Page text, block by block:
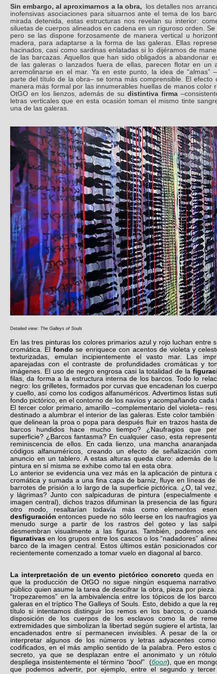
Sin embargo, al aproximarnos a la obra,
los detalles nos
inofensivas asociaciones para situarnos ante el tema de los
mirada detenida, estas estructuras nos revelan su interior:
siluetas de cuerpos alineados en cadena en un riguroso orden.
pero se las dispone forzosamente de manera vertical u
madera, para adaptarse a la forma de las galeras. Ellas
hacinados, casi como sardinas enlatadas si lo dijéramos de
de las barcazas. Aquellos que han sido obligados a abandonar
de las galeras o lanzados fuera de ellas, parecen flotar en un
arremolinarse en el mar. Ya en este punto, la idea de “almas”
parte del título de la obra– se torna más comprensible. El efecto
manera más formal por las innumerables huellas de manos color
OtGO en los lienzos, además de su distintiva firma
letras verticales que en esta ocasión toman el mismo tinte
una de las galeras.
Detailed view: The Galleys of Souls
En las tres pinturas los colores primarios azul y rojo luchan entre
cromática. El fondo se enriquece con acentos de violeta y
texturizadas, emulan incipientemente el vasto mar. Las
aparejadas con el contraste de profundidades cromáticas y
imágenes. El uso de negro engrosa casi la totalidad de la
filas, da forma a la estructura interna de los barcos. Todo lo
negro: los grilletes, formados por curvas que encadenan los
y cuello, así como los codigos alfanuméricos. Advertimos listas
fondo pictórico, en el contorno de los navíos y acompañando cada
El tercer color primario, amarillo –complementario del violeta–
destinado a alumbrar el interior de las galeras. Este color
que delinean la proa o popa para después fluir en trazos hasta
barcos hundidos hace mucho tiempo? ¿Naufragios que
superficie? ¿Barcos fantasma? En cualquier caso, esta
reminiscencia de ellos. En cada lienzo, una mancha
códigos alfanuméricos, creando un efecto de señalización
anuncio en un tablero. A estas alturas queda claro: además de
pintura en sí misma se exhibe como tal en esta obra.
Lo anterior se evidencia una vez más en la aplicación de pintura
cromática y sumada a una fina capa de barniz, fluye en líneas
barrotes de prisión a lo largo de la superficie pictórica. ¿O, tal
y lágrimas? Junto con salpicaduras de pintura
imagen central), dichos trazos difuminan la presencia de las
otro modo, resaltarían todavía más como elementos
desfiguración entonces puede no sólo leerse en los naufragios
menudo surge a partir de los rastros del goteo y las
desmembran visualmente a las figuras. También, podemos
figurativas en los grupos entre los cascos o los “nadadores”
barco de la imagen central. Estos últimos están posicionados
recientemente comenzado a tomar vuelo en diagonal al barco.
La interpretación de un evento pictórico concreto queda en
que la producción de OtGO no sigue ningún esquema
público quien asume la tarea de descifrar la obra, pieza por
“tropezaremos” en la ambivalencia entre los tópicos de los
galeras en el tríptico The Galleys of Souls. Esto, debido a que la
título si intentamos distinguir los remos en los barcos, o
disposición de los cuerpos de los esclavos como la de
extremidades que simbolizan la libertad según sugiere el artista,
encadenados entre sí permanecen invisibles. A pesar de la
interpretar algunos de los números y letras adyacentes
codificados, en el más amplio sentido de la palabra. Pero estos
secreto, ya que se desplazan entre el anonimato y un
despliega insistentemente el término “bool” (боол), que en
que podemos advertir, por ejemplo, entre el segundo y